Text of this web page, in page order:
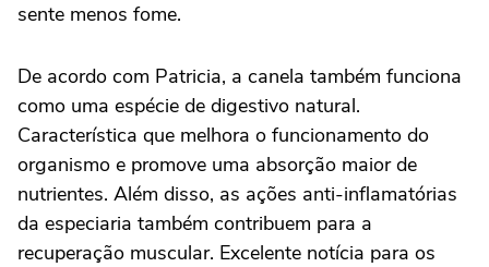
sente menos fome.
De acordo com Patricia, a canela também funciona
como uma espécie de digestivo natural.
Característica que melhora o funcionamento do
organismo e promove uma absorção maior de
nutrientes. Além disso, as ações anti-inflamatórias
da especiaria também contribuem para a
recuperação muscular. Excelente notícia para os